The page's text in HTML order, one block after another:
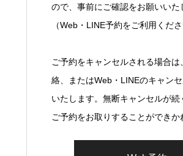
ので、事前にご確認をお願いいた
（Web・LINE予約をご利用くださ
ご予約をキャンセルされる場合は
絡、またはWeb・LINEのキャン
いたします。無断キャンセルが続
ご予約をお取りすることができか